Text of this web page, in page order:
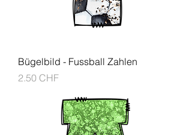
Bügelbild - Fussball Zahlen
Prix
2.50 CHF